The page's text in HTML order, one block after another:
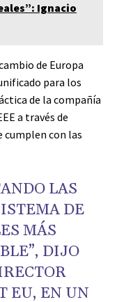
Ignacio
de Europa
para los
de la compañía
a través de
cumplen con las
LAS
DE
MÁS
DIJO
EU, EN UN